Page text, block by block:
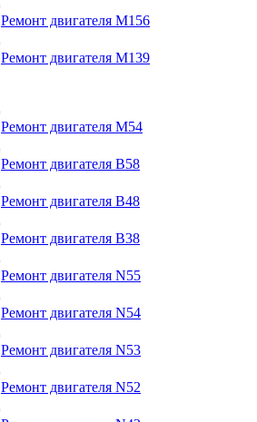
Ремонт двигателя М156
Ремонт двигателя M139
Ремонт двигателя М54
Ремонт двигателя B58
Ремонт двигателя В48
Ремонт двигателя В38
Ремонт двигателя N55
Ремонт двигателя N54
Ремонт двигателя N53
Ремонт двигателя N52